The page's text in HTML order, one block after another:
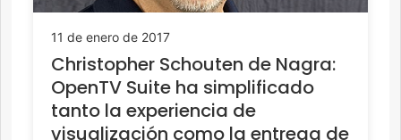
11 de enero de 2017
Christopher Schouten de Nagra:
OpenTV Suite ha simplificado
tanto la experiencia de
visualización como la entrega de